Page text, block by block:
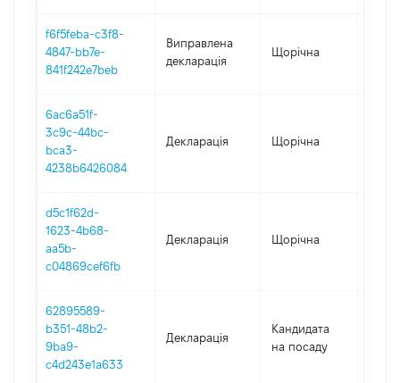
f6f5feba-c3f8-
4847-bb7e-
841f242e7beb
Виправлена
декларація
Щорічна
6ac6a51f-
3c9c-44bc-
bca3-
4238b6426084
Декларація Щорічна
d5c1f62d-
1623-4b68-
aa5b-
c04869cef6fb
Декларація Щорічна
62895589-
b351-48b2-
9ba9-
c4d243e1a633
Декларація
Кандидата
на посаду